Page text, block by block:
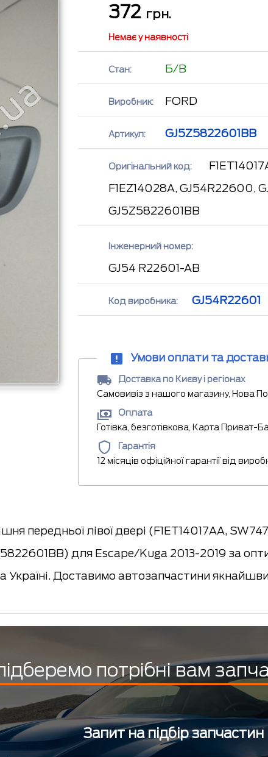
372 грн.
Немає у наявності
Стан: Б/В
Виробник: FORD
Артикул: GJ5Z5822601BB
Оригінальний код:
F1EZ14028A, GJ54R22600,
GJ5Z5822601BB
Інженерний номер:
GJ54 R22601-AB
Код виробника: GJ54R22601
Умови оплати та
Доставка по Києву і регіонах
Самовивіз з нашого магазину, Нова
Оплата
Готівка, безготівкова, Карта Приват-
Гарантія
12 місяців офіційної гарантії від
передньої лівої двері (F1ET14017AA,
для Escape/Kuga 2013-2019 за
Україні. Доставимо автозапчастини
потрібні вам
Запит на підбір запчастин